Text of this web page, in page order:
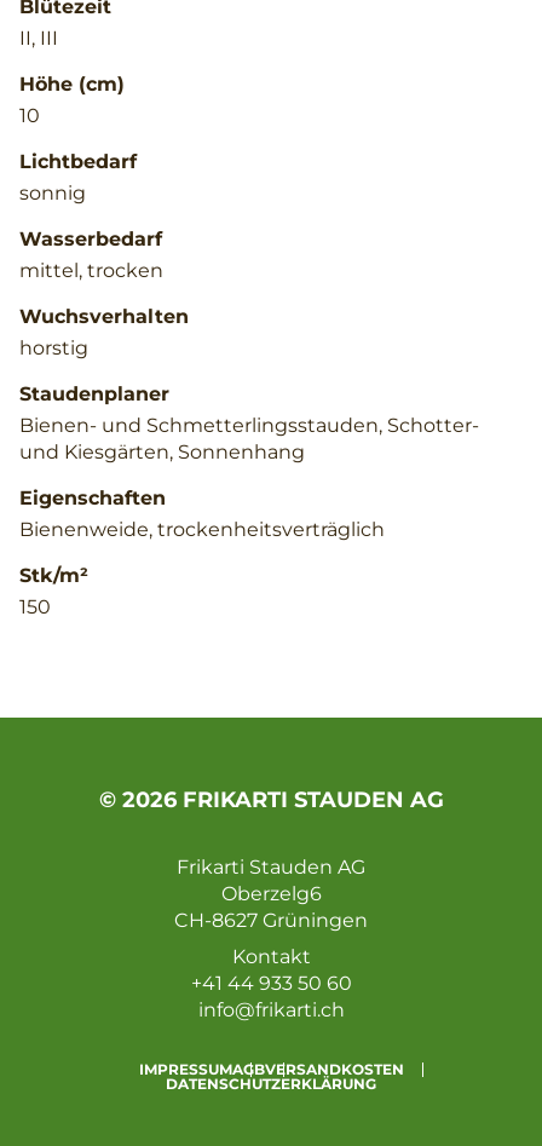
Blütezeit
II, III
Höhe (cm)
10
Lichtbedarf
sonnig
Wasserbedarf
mittel, trocken
Wuchsverhalten
horstig
Staudenplaner
Bienen- und Schmetterlingsstauden, Schotter-
und Kiesgärten, Sonnenhang
Eigenschaften
Bienenweide, trockenheitsverträglich
Stk/m²
150
© 2026 FRIKARTI STAUDEN AG
Frikarti Stauden AG
Oberzelg6
CH-8627 Grüningen
Kontakt
+41 44 933 50 60
info@frikarti.ch
IMPRESSUMAGBVERSANDKOSTEN
DATENSCHUTZERKLÄRUNG